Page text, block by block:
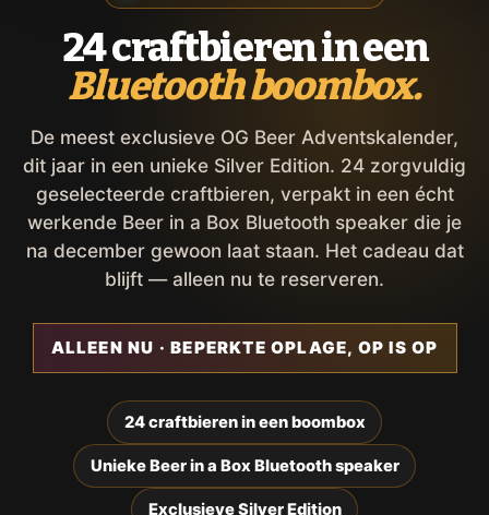
24 craftbieren in een
Bluetooth boombox.
De meest exclusieve OG Beer Adventskalender,
dit jaar in een unieke Silver Edition. 24 zorgvuldig
geselecteerde craftbieren, verpakt in een écht
werkende Beer in a Box Bluetooth speaker die je
na december gewoon laat staan. Het cadeau dat
blijft — alleen nu te reserveren.
ALLEEN NU · BEPERKTE OPLAGE, OP IS OP
24 craftbieren in een boombox
Unieke Beer in a Box Bluetooth speaker
Exclusieve Silver Edition